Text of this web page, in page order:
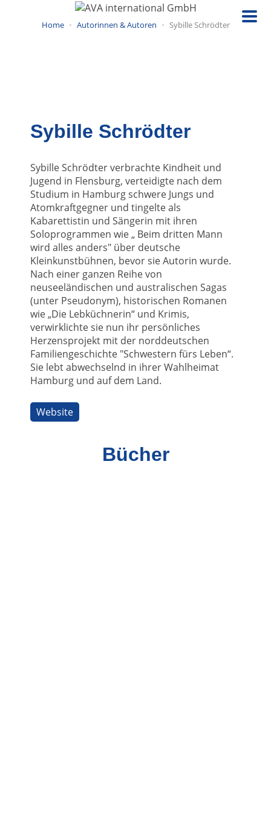
Home Autorinnen & Autoren Sybille Schrödter
Sybille Schrödter
Sybille Schrödter verbrachte Kindheit und
Jugend in Flensburg, verteidigte nach dem
Studium in Hamburg schwere Jungs und
Atomkraftgegner und tingelte als
Kabarettistin und Sängerin mit ihren
Soloprogrammen wie „ Beim dritten Mann
wird alles anders" über deutsche
Kleinkunstbühnen, bevor sie Autorin wurde.
Nach einer ganzen Reihe von
neuseeländischen und australischen Sagas
(unter Pseudonym), historischen Romanen
wie „Die Lebküchnerin“ und Krimis,
verwirklichte sie nun ihr persönliches
Herzensprojekt mit der norddeutschen
Familiengeschichte "Schwestern fürs Leben“.
Sie lebt abwechselnd in ihrer Wahlheimat
Hamburg und auf dem Land.
Website
Bücher